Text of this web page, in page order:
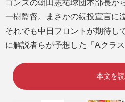
ゴンズの朝田憲祐球団本部長か
一樹監督。まさかの続投宣言に
それでも中日フロントが期待し
に解説者らが予想した「Aクラ
本文を